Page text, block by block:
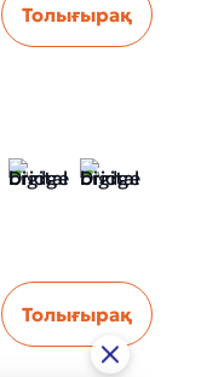
Толығырақ
Толығырақ